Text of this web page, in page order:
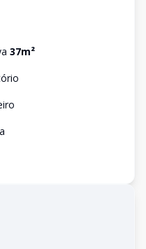
37m²